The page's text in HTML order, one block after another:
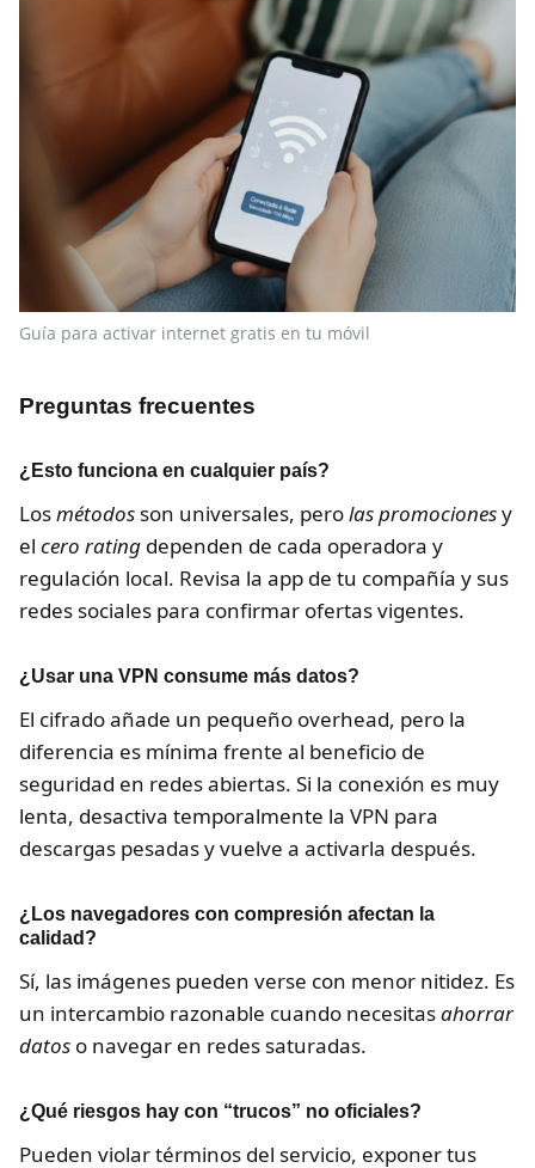
Guía para activar internet gratis en tu móvil
Preguntas frecuentes
¿Esto funciona en cualquier país?
Losmétodos son universales, perolas promocionesy
el cero rating dependen de cada operadora y
regulación local. Revisa la app de tu compañía y sus
redes sociales para confirmar ofertas vigentes.
¿Usar una VPN consume más datos?
El cifrado añade un pequeño overhead, pero la
diferencia es mínima frente al beneficio de
seguridad en redes abiertas. Si la conexión es muy
lenta, desactiva temporalmente la VPN para
descargas pesadas y vuelve a activarla después.
¿Los navegadores con compresión afectan la
calidad?
Sí, las imágenes pueden verse con menor nitidez. Es
un intercambio razonable cuando necesitasahorrar
datos o navegar en redes saturadas.
¿Qué riesgos hay con “trucos” no oficiales?
Pueden violar términos del servicio, exponer tus